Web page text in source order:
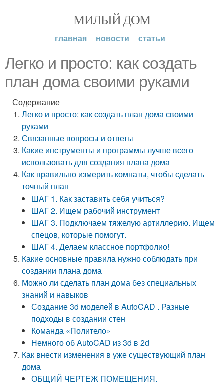
МИЛЫЙ ДОМ
главная новости статьи
Легко и просто: как создать
план дома своими руками
Содержание
Легко и просто: как создать план дома своими
руками
Связанные вопросы и ответы
Какие инструменты и программы лучше всего
использовать для создания плана дома
Как правильно измерить комнаты, чтобы сделать
точный план
ШАГ 1. Как заставить себя учиться?
ШАГ 2. Ищем рабочий инструмент
ШАГ 3. Подключаем тяжелую артиллерию. Ищем
спецов, которые помогут.
ШАГ 4. Делаем классное портфолио!
Какие основные правила нужно соблюдать при
создании плана дома
Можно ли сделать план дома без специальных
знаний и навыков
Создание 3d моделей в AutoCAD . Разные
подходы в создании стен
Команда «Политело»
Немного об AutoCAD из 3d в 2d
Как внести изменения в уже существующий план
дома
ОБЩИЙ ЧЕРТЕЖ ПОМЕЩЕНИЯ.